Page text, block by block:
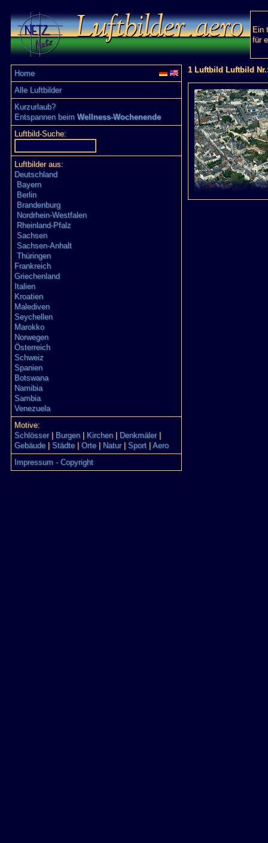
Ein
für
Home
Alle Luftbilder
Kurzurlaub?
Entspannen beim Wellness-Wochenende
Luftbild-Suche:
Luftbilder aus:
Deutschland
Bayern
Berlin
Brandenburg
Nordrhein-Westfalen
Rheinland-Pfalz
Sachsen
Sachsen-Anhalt
Thüringen
Frankreich
Griechenland
Italien
Kroatien
Malediven
Seychellen
Marokko
Norwegen
Österreich
Schweiz
Spanien
Botswana
Namibia
Sambia
Venezuela
Motive:
Schlösser| Burgen| Kirchen| Denkmäler|
Gebäude| Städte| Orte| Natur| Sport
Aero
Impressum - Copyright
1 Luftbild Luftbild